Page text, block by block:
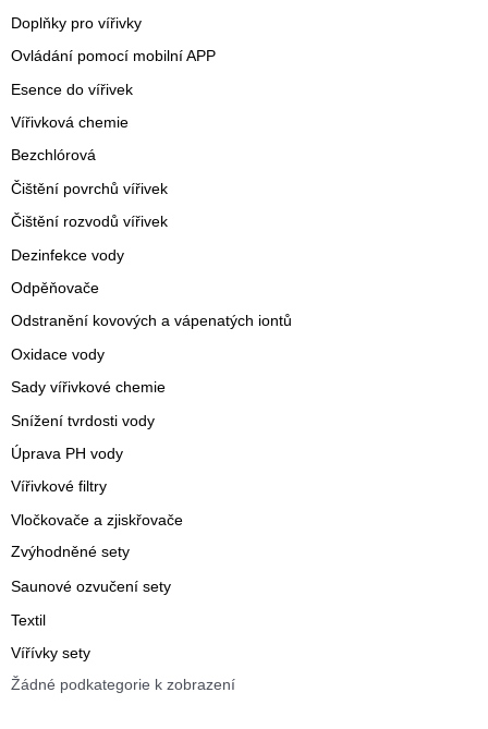
Doplňky pro vířivky
Ovládání pomocí mobilní APP
Esence do vířivek
Vířivková chemie
Bezchlórová
Čištění povrchů vířivek
Čištění rozvodů vířivek
Dezinfekce vody
Odpěňovače
Odstranění kovových a vápenatých iontů
Oxidace vody
Sady vířivkové chemie
Snížení tvrdosti vody
Úprava PH vody
Vířivkové filtry
Vločkovače a zjiskřovače
Zvýhodněné sety
Saunové ozvučení sety
Textil
Vířívky sety
Žádné podkategorie k zobrazení